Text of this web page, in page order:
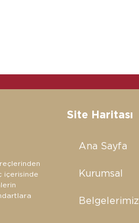
içerisinde
Site Haritası
Ana Sayfa
Kurumsal
Belgelerimiz